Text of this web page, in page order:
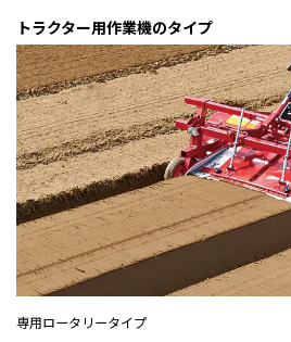
トラクター用作業機のタイプ
専用ロータリータイプ